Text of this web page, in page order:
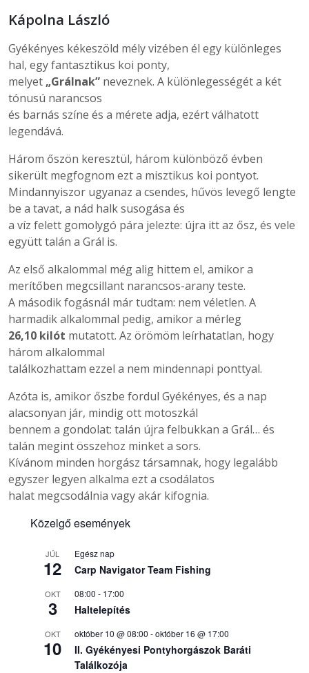
Kápolna László
Gyékényes kékeszöld mély vizében él egy különleges
hal, egy fantasztikus koi ponty,
melyet „Grálnak” neveznek. A különlegességét a két
tónusú narancsos
és barnás színe és a mérete adja, ezért válhatott
legendává.
Három őszön keresztül, három különböző évben
sikerült megfognom ezt a misztikus koi pontyot.
Mindannyiszor ugyanaz a csendes, hűvös levegő lengte
be a tavat, a nád halk susogása és
a víz felett gomolygó pára jelezte: újra itt az ősz, és vele
együtt talán a Grál is.
Az első alkalommal még alig hittem el, amikor a
merítőben megcsillant narancsos-arany teste.
A második fogásnál már tudtam: nem véletlen. A
harmadik alkalommal pedig, amikor a mérleg
26,10 kilót mutatott. Az örömöm leírhatatlan, hogy
három alkalommal
találkozhattam ezzel a nem mindennapi ponttyal.
Azóta is, amikor őszbe fordul Gyékényes, és a nap
alacsonyan jár, mindig ott motoszkál
bennem a gondolat: talán újra felbukkan a Grál… és
talán megint összehoz minket a sors.
Kívánom minden horgász társamnak, hogy legalább
egyszer legyen alkalma ezt a csodálatos
halat megcsodálnia vagy akár kifognia.
Közelgő események
JÚL
12
Egész nap
Carp Navigator Team Fishing
OKT
3
08:00 - 17:00
Haltelepítés
OKT
10
október 10 @ 08:00 -október 16 @ 17:00
II. Gyékényesi Pontyhorgászok Baráti
Találkozója